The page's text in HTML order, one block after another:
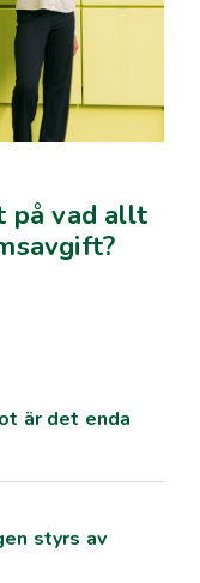
på vad allt
är det enda
styrs av